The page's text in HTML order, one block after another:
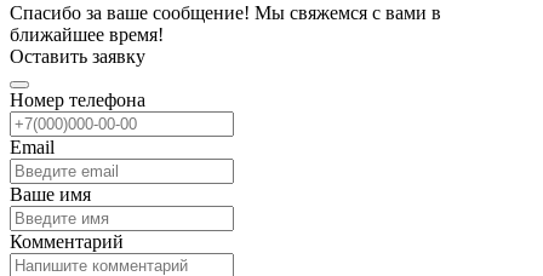
Спасибо за ваше сообщение! Мы свяжемся с вами в
ближайшее время!
Оставить заявку
Номер телефона
Email
Ваше имя
Комментарий